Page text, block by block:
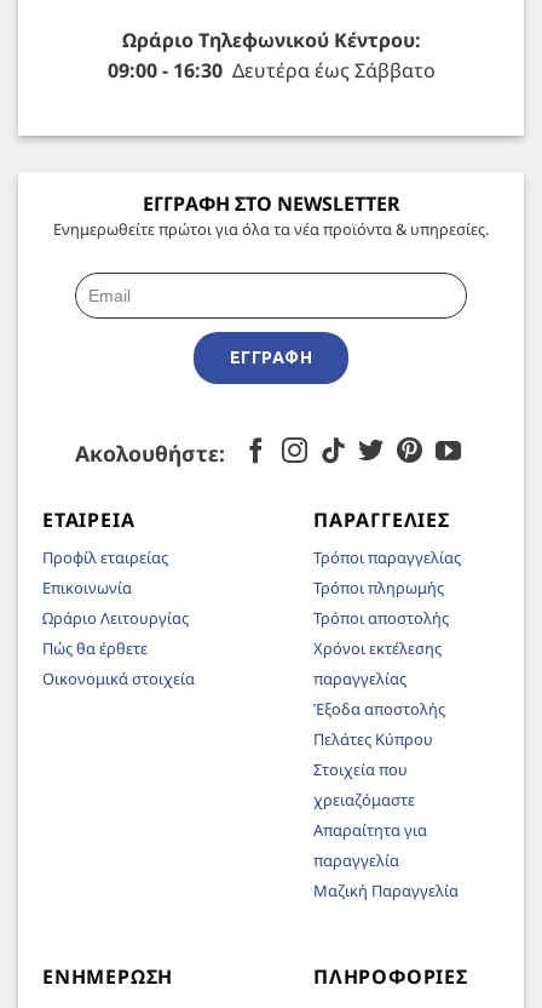
Ωράριο Τηλεφωνικού Κέντρου:
09:00 - 16:30Δευτέρα έως Σάββατο
ΕΓΓΡΑΦΗ ΣΤΟ NEWSLETTER
Ενημερωθείτε πρώτοι για όλα τα νέα προϊόντα & υπηρεσίες.
ΕΓΓΡΑΦΉ
Ακολουθήστε:
ΕΤΑΙΡΕΊΑ
Προφίλ εταιρείας
Επικοινωνία
Ωράριο Λειτουργίας
Πώς θα έρθετε
Οικονομικά στοιχεία
ΠΑΡΑΓΓΕΛΊΕΣ
Τρόποι παραγγελίας
Τρόποι πληρωμής
Τρόποι αποστολής
Χρόνοι εκτέλεσης
παραγγελίας
Έξοδα αποστολής
Πελάτες Κύπρου
Στοιχεία που
χρειαζόμαστε
Απαραίτητα για
παραγγελία
Μαζική Παραγγελία
ΕΝΗΜΈΡΩΣΗ ΠΛΗΡΟΦΟΡΊΕΣ